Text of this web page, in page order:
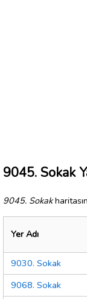
9045. Sokak
9045. Sokak
Yer Adı
9030. Sokak
9068. Sokak